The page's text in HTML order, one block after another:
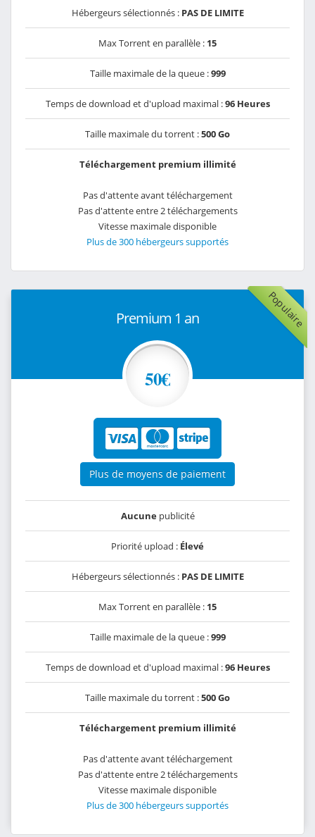
Hébergeurs sélectionnés : PAS DE LIMITE
Max Torrent en parallèle : 15
Taille maximale de la queue :999
Temps de download et d'upload maximal :96 Heures
Taille maximale du torrent :500 Go
Téléchargement premium illimité
Pas d'attente avant téléchargement
Pas d'attente entre 2 téléchargements
Vitesse maximale disponible
Plus de 300 hébergeurs supportés
Populaire
Premium 1 an
50€
Plus de moyens de paiement
Aucunepublicité
Priorité upload : Élevé
Hébergeurs sélectionnés : PAS DE LIMITE
Max Torrent en parallèle : 15
Taille maximale de la queue :999
Temps de download et d'upload maximal :96 Heures
Taille maximale du torrent :500 Go
Téléchargement premium illimité
Pas d'attente avant téléchargement
Pas d'attente entre 2 téléchargements
Vitesse maximale disponible
Plus de 300 hébergeurs supportés